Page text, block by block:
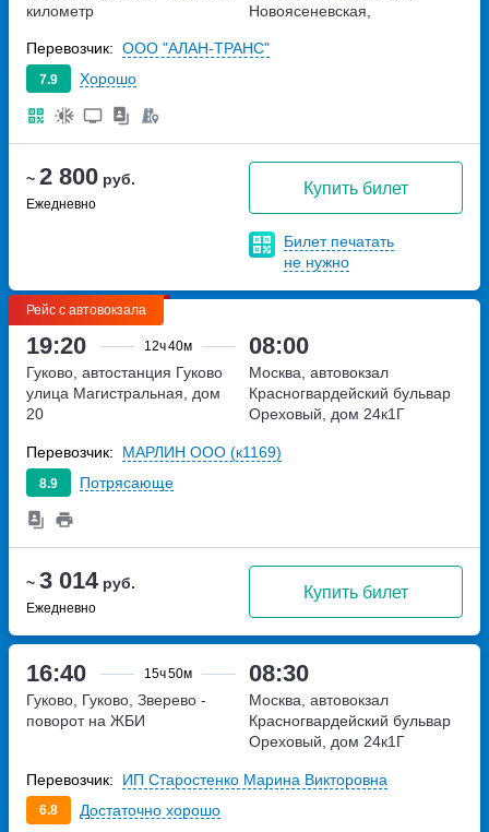
~ 2 800 руб.
Ежедневно
Купить билет
Билет печатать
не нужно
километр
Новоясеневская,
владение 4
7.9 Хорошо
Перевозчик: ООО "АЛАН-ТРАНС"
Рейс с автовокзала
19:20 12ч40м 08:00
~ 3 014руб.
Ежедневно
Купить билет
Гуково, автостанция Гуково
улица Магистральная, дом
20
Москва, автовокзал
Красногвардейский бульвар
Ореховый, дом 24к1Г
8.9 Потрясающе
Перевозчик: МАРЛИН ООО (к1169)
16:40 15ч50м 08:30
Гуково, Гуково, Зверево -
поворот на ЖБИ
Москва, автовокзал
Красногвардейский бульвар
Ореховый, дом 24к1Г
6.8 Достаточно хорошо
Перевозчик: ИП Старостенко Марина Викторовна